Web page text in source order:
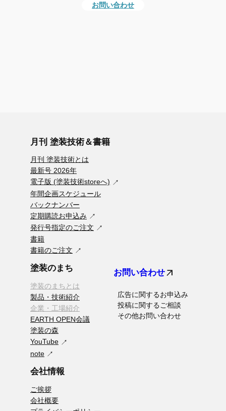
お問い合わせ
月刊 塗装技術＆書籍
月刊 塗装技術とは
最新号 2026年
電子版 (塗装技術storeへ)
年間企画スケジュール
バックナンバー
定期購読お申込み
発行号指定のご注文
書籍
書籍のご注文
塗装のまち
塗装のまちとは
製品・技術紹介
企業・工場紹介
EARTH OPEN会議
塗装の森
YouTube
note
お問い合わせarrow_outward
広告に関するお申込み
投稿に関するご相談
その他お問い合わせ
会社情報
ご挨拶
会社概要